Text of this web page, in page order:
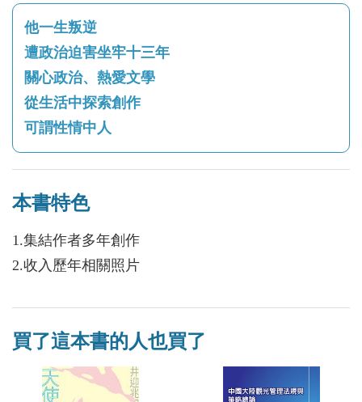
他一生叛逆
遭政治迫害坐牢十三年
關心政治、熱愛文學
從生活中探索創作
可謂性情中人
本書特色
1.集結作者多年創作
2.收入歷年相關照片
買了這本書的人也買了